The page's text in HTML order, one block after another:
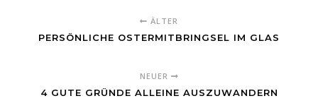
ÄLTER
PERSÖNLICHE OSTERMITBRINGSEL IM GLAS
NEUER
4 GUTE GRÜNDE ALLEINE AUSZUWANDERN